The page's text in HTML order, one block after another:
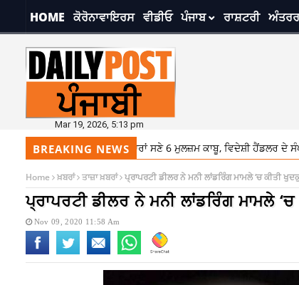
HOME ਕੋਰੋਨਾਵਾਇਰਸ ਵੀਡੀਓ ਪੰਜਾਬ ਰਾਸ਼ਟਰੀ
Mar 19, 2026, 5:13 pm
BREAKING NEWS
ਪੁਲਿਸ ਵੱਲੋਂ ਹਥਿਆਰਾਂ ਸਣੇ 6 ਮੁਲਜ਼ਮ ਕਾਬੂ, ਵਿਦੇਸ਼ੀ ਹੈਂਡਲਰ ਦੇ ਸੰਪਰਕ ‘ਚ
Home ਖ਼ਬਰਾਂ ਤਾਜ਼ਾ ਖ਼ਬਰਾਂ ਪ੍ਰਾਪਰਟੀ ਡੀਲਰ ਨੇ ਮਨੀ ਲਾਂਡਰਿੰਗ ਮਾਮਲੇ ‘ਚ ਕੀਤੀ
ਪ੍ਰਾਪਰਟੀ ਡੀਲਰ ਨੇ ਮਨੀ ਲਾਂਡਰਿੰਗ ਮਾਮਲੇ
Nov 09, 2020 11:58 Am